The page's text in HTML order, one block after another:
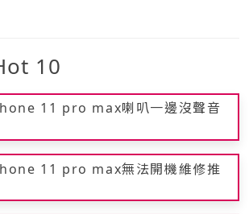
10
11 pro max喇叭一邊沒聲音
11 pro max無法開機維修推